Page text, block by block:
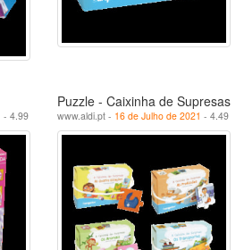
- 4.99
Puzzle - Caixinha de Supresas
www.aldi.pt - 16 de Julho de 2021 - 4.49